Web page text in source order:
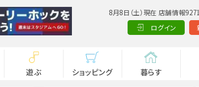
8月8日（土）現在 店舗情報
ログイン
遊ぶ ショッピング 暮らす